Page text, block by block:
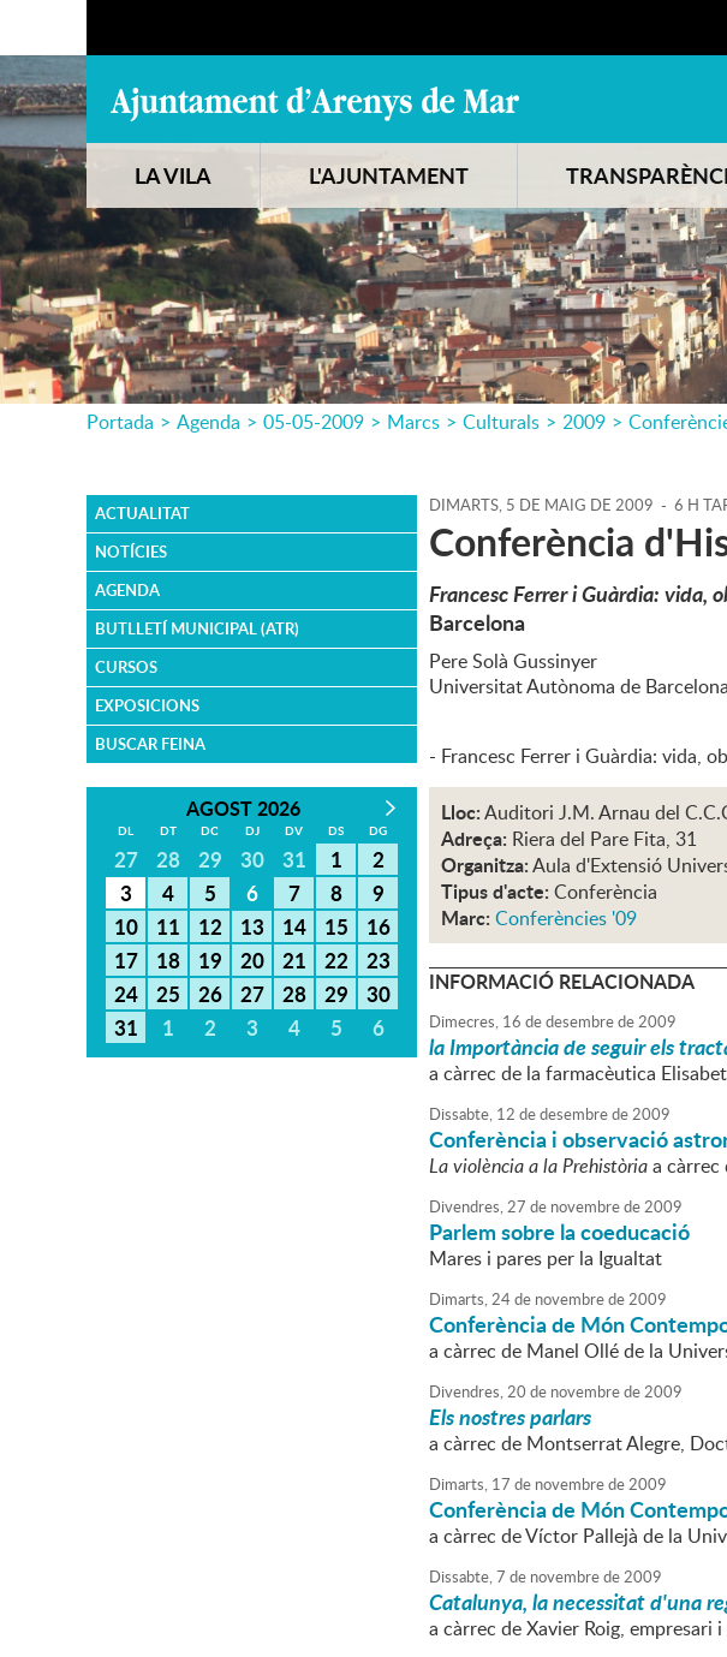
LA VILA L'AJUNTAMENT
Portada > Agenda > 05-05-2009 > Marcs > Culturals > 2009 >
ACTUALITAT
NOTÍCIES
AGENDA
BUTLLETÍ MUNICIPAL (ATR)
CURSOS
EXPOSICIONS
BUSCAR FEINA
AGOST 2026
DL DT DC DJ DV DS DG
27 28 29 30 31 1
2
3
4 5 6 7 8
9
10
11 12 13 14 15
16
17
18 19 20 21 22
23
24
25 26 27 28 29
30
31
1 2 3 4 5 6
DIMARTS, 5 DE MAIG DE 2009 - 6 H
Conferència
Francesc Ferrer i Guàrdia: vida,
Barcelona
Pere Solà Gussinyer
Universitat Autònoma de Barcelona
- Francesc Ferrer i Guàrdia: vida,
Lloc:Auditori J.M. Arnau del
Adreça: Riera del Pare Fita, 31
Organitza:Aula d'Extensió
Tipus d'acte: Conferència
Marc: Conferències '09
INFORMACIÓ RELACIONADA
Dimecres, 16 dedesembrede2009
la Importància de seguir els
a càrrec de la farmacèutica
Dissabte, 12 dedesembrede2009
Conferència i observació
La violència a la Prehistòriaa càrrec
Divendres,27 de novembrede2009
Parlem sobre la coeducació
Mares i pares per la Igualtat
Dimarts,24de novembrede2009
Conferència de Món
a càrrec de Manel Ollé de la
Divendres,20 de novembrede2009
Els nostres parlars
a càrrec de Montserrat Alegre,
Dimarts, 17 de novembrede2009
Conferència de Món
a càrrec de Víctor Pallejà de la
Dissabte,7 de novembrede2009
Catalunya, la necessitat d'una
a càrrec de Xavier Roig, empresari